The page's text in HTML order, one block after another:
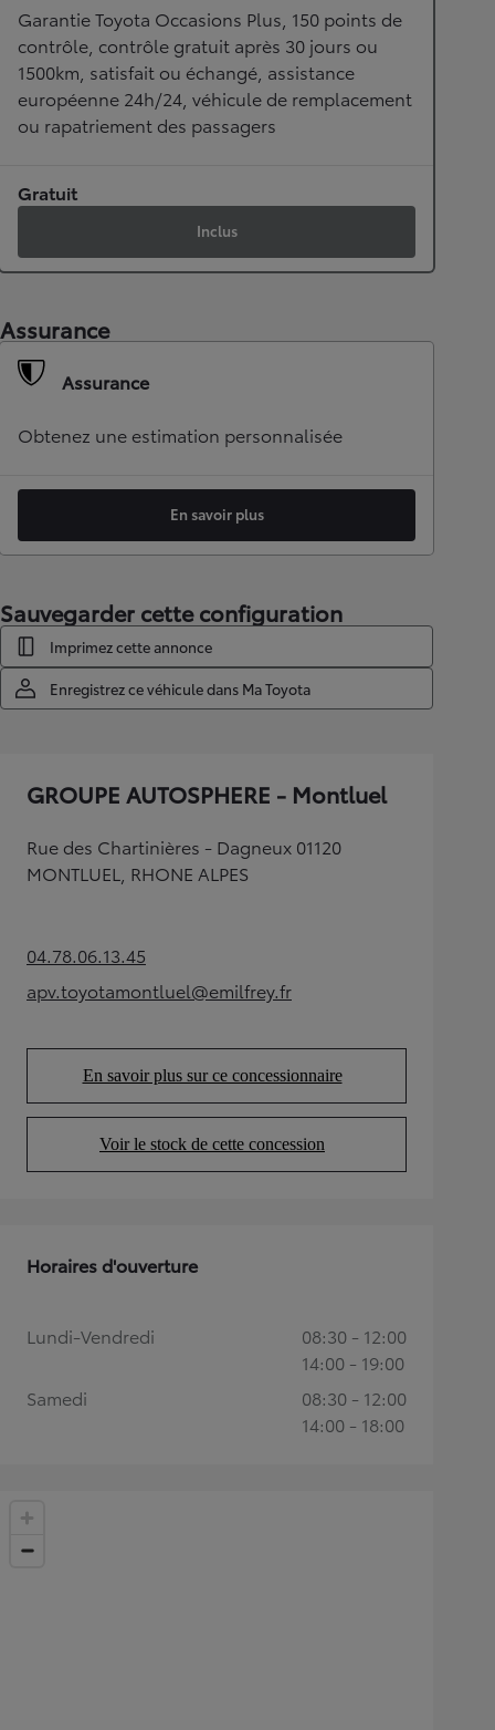
Garantie Toyota Occasions Plus, 150 points de
contrôle, contrôle gratuit après 30 jours ou
1500km, satisfait ou échangé, assistance
européenne 24h/24, véhicule de remplacement
ou rapatriement des passagers
Gratuit
Inclus
Assurance
Assurance
Obtenez une estimation personnalisée
En savoir plus
Sauvegarder cette configuration
Imprimez cette annonce
Enregistrez ce véhicule dans Ma Toyota
GROUPE AUTOSPHERE - Montluel
Rue des Chartinières - Dagneux 01120
MONTLUEL, RHONE ALPES
04.78.06.13.45(Opens in new tab)
apv.toyotamontluel@emilfrey.fr
(Opens in new tab)
En savoir plus sur ce concessionnaire
(Opens in new tab)
Voir le stock de cette concession
(Opens in new tab)
Horaires d'ouverture
Lundi-Vendredi
08:30 - 12:00
14:00 - 19:00
Samedi
08:30 - 12:00
14:00 - 18:00